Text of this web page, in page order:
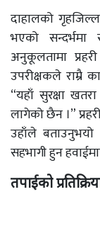
दाहालको
भएको सन्दर्भमा
अनुकूलतामा
उपरीक्षकले राम्रै
“यहाँ सुरक्षा
लागेको छैन ।”
उहाँले बताउनुभयो
सहभागी हुन
तपाईको